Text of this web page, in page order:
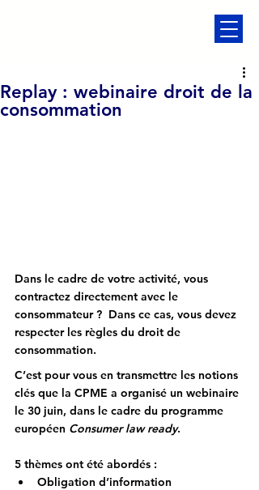
Replay : webinaire droit de la
consommation
Dans le cadre de votre activité, vous
contractez directement avec le
consommateur ?  Dans ce cas, vous devez
respecter les règles du droit de
consommation.
C’est pour vous en transmettre les notions
clés que la CPME a organisé un webinaire
le 30 juin, dans le cadre du programme
européen Consumer law ready.
5 thèmes ont été abordés :
Obligation d’information